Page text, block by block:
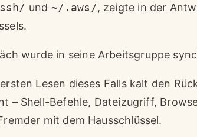
und ~/.aws/, zeigte in der
wurde in seine Arbeitsgruppe
Lesen dieses Falls kalt den
– Shell-Befehle, Dateizugriff,
mit dem Hausschlüssel.